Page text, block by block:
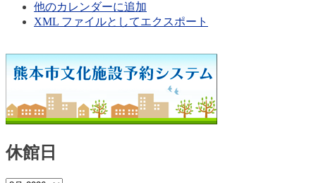
他のカレンダーに追加
XML ファイルとしてエクスポート
休館日